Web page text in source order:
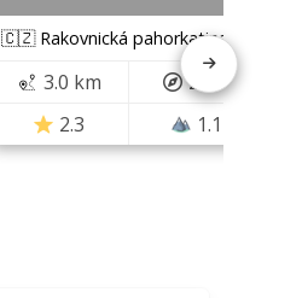
🇨🇿 Rakovnická pahorkatina
3.0 km
217°
2.3
1.1